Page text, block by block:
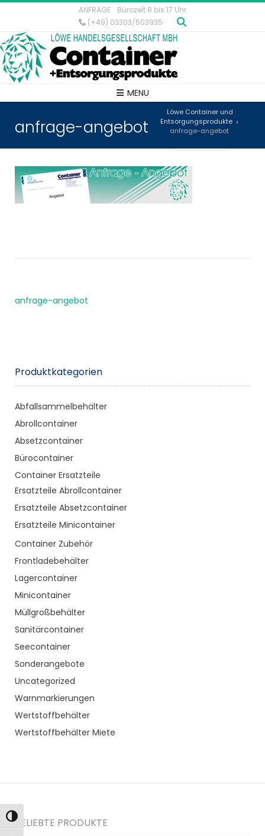
Toggle High Contrast
ANFRAGE
Bürozeit 8 bis 17 Uhr
(+49) 03303/503935
MENU
anfrage-angebot
Löwe Container und
Entsorgungsprodukte >
anfrage-angebot
anfrage-angebot
Produktkategorien
Abfallsammelbehälter
Abrollcontainer
Absetzcontainer
Bürocontainer
Container Ersatzteile
Ersatzteile Abrollcontainer
Ersatzteile Absetzcontainer
Ersatzteile Minicontainer
Container Zubehör
Frontladebehälter
Lagercontainer
Minicontainer
Müllgroßbehälter
Sanitärcontainer
Seecontainer
Sonderangebote
Uncategorized
Warnmarkierungen
Wertstoffbehälter
Wertstoffbehälter Miete
BELIEBTE PRODUKTE